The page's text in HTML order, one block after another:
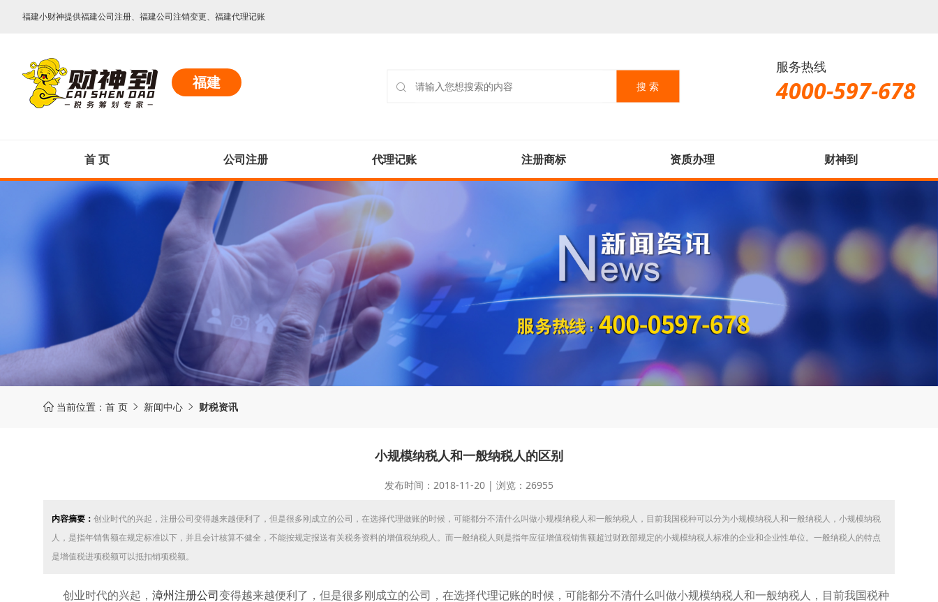
福建小财神提供福建公司注册、福建公司注销变更、福建代理记账
福建
服务热线
4000-597-678
首 页 公司注册 代理记账 注册商标 资质办理 财神到
 当前位置： 首 页  新闻中心  财税资讯
小规模纳税人和一般纳税人的区别
发布时间：2018-11-20 | 浏览：26955
内容摘要： 创业时代的兴起，注册公司变得越来越便利了，但是很多刚成立的公司，在选择代理做账的时候，可能都分不清什么叫做小规模纳税人和一般纳税人，目前我国税种可以分为小规模纳税人和一般纳税人，小规模纳税
人，是指年销售额在规定标准以下，并且会计核算不健全，不能按规定报送有关税务资料的增值税纳税人。而一般纳税人则是指年应征增值税销售额超过财政部规定的小规模纳税人标准的企业和企业性单位。一般纳税人的特点
是增值税进项税额可以抵扣销项税额。
创业时代的兴起， 漳州注册公司 变得越来越便利了，但是很多刚成立的公司，在选择代理记账的时候，可能都分不清什么叫做小规模纳税人和一般纳税人，目前我国税种